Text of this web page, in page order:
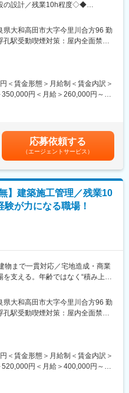
習得を目指していただきます。丁
心ください！
ます。男性3割、女性7割、20代か
躍しています。
徴です。
ざみねぎ」「カットサラダ」の更
指すためには内部環境の整備は必
会社としても優先度の高い課題で
で貢献度は非常に高いものになり
ホールディングス100％出資
売上200億円／事業拡大中の食
万代がメインクライアント
の設計／残業10h程度◇◆
分譲住宅の販売を行っている当社
ただきます
らし方など）
考慮）
・修正
請用図面の作成
も厳選しているので納期関連の
～1泊2日
度実績：0回）
ーマンでフォローする体制があり
ンでサポートしてもらえます。
など聞きやすい雰囲気があるの
県大和高田市大字今里川合方96 勤
駅受動喫煙対策：屋内全面禁煙
＜賃金形態＞月給制＜賃金内訳＞
円＜月給＞260,000円～
を通じて上下する可能性がありま
めた表記です。
応募依頼する
（エージェントサービス）
】建築施工管理／残業10
験が力になる職場！
まで一貫対応／宅地造成・商業
支える。年齢ではなく“積み上げ
業。120年以上にわたり、鉄の
建築を支えてきました。受注を担
加工部」、鉄骨施工図を手がけ
アに根差した「不動産部」、そし
」と、開発から建物完成までを
います。
県大和高田市大字今里川合方96 勤
駅受動喫煙対策：屋内全面禁煙
＜賃金形態＞月給制＜賃金内訳＞
円＜月給＞400,000円～